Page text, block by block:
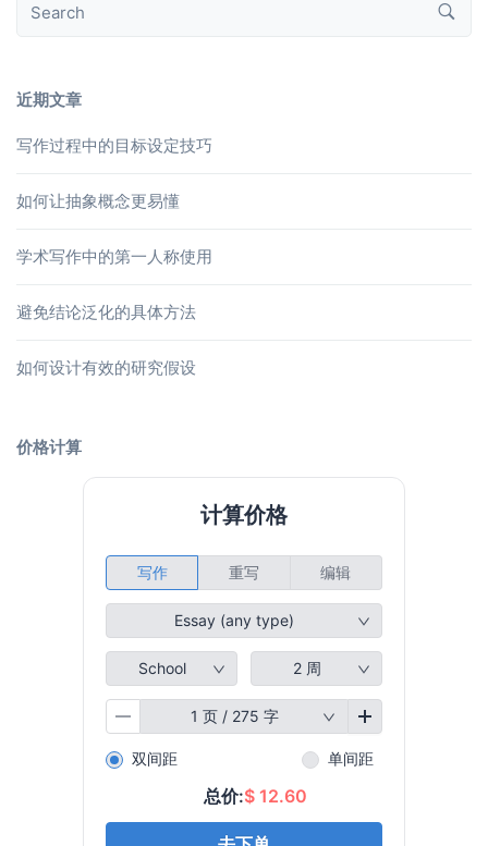
近期文章
写作过程中的目标设定技巧
如何让抽象概念更易懂
学术写作中的第一人称使用
避免结论泛化的具体方法
如何设计有效的研究假设
价格计算